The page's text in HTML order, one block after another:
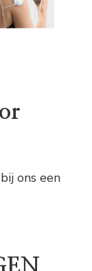
ons een